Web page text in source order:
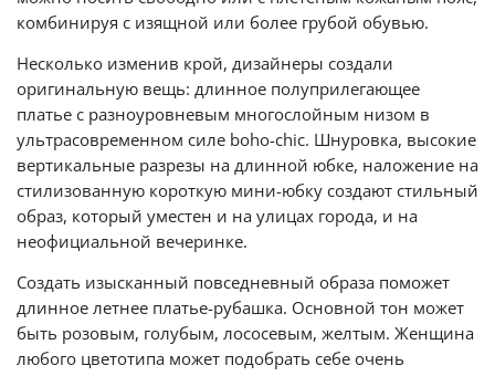
комбинируя с изящной или более грубой обувью.
Несколько изменив крой, дизайнеры создали
оригинальную вещь: длинное полуприлегающее
платье с разноуровневым многослойным низом в
ультрасовременном силе boho-chic. Шнуровка, высокие
вертикальные разрезы на длинной юбке, наложение на
стилизованную короткую мини-юбку создают стильный
образ, который уместен и на улицах города, и на
неофициальной вечеринке.
Создать изысканный повседневный образа поможет
длинное летнее платье-рубашка. Основной тон может
быть розовым, голубым, лососевым, желтым. Женщина
любого цветотипа может подобрать себе очень